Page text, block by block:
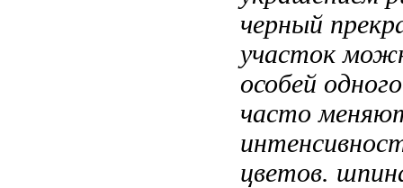
черный
участок
особей одного
часто
цветов.